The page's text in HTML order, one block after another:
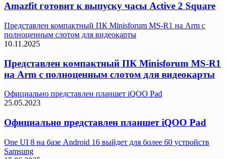
Amazfit готовит к выпуску часы Active 2 Square
Представлен компактный ПК Minisforum MS-R1 на Arm с
полноценным слотом для видеокарты
10.11.2025
Представлен компактный ПК Minisforum MS-R1
на Arm с полноценным слотом для видеокарты
Официально представлен планшет iQOO Pad
25.05.2023
Официально представлен планшет iQOO Pad
One UI 8 на базе Android 16 выйдет для более 60 устройств
Samsung